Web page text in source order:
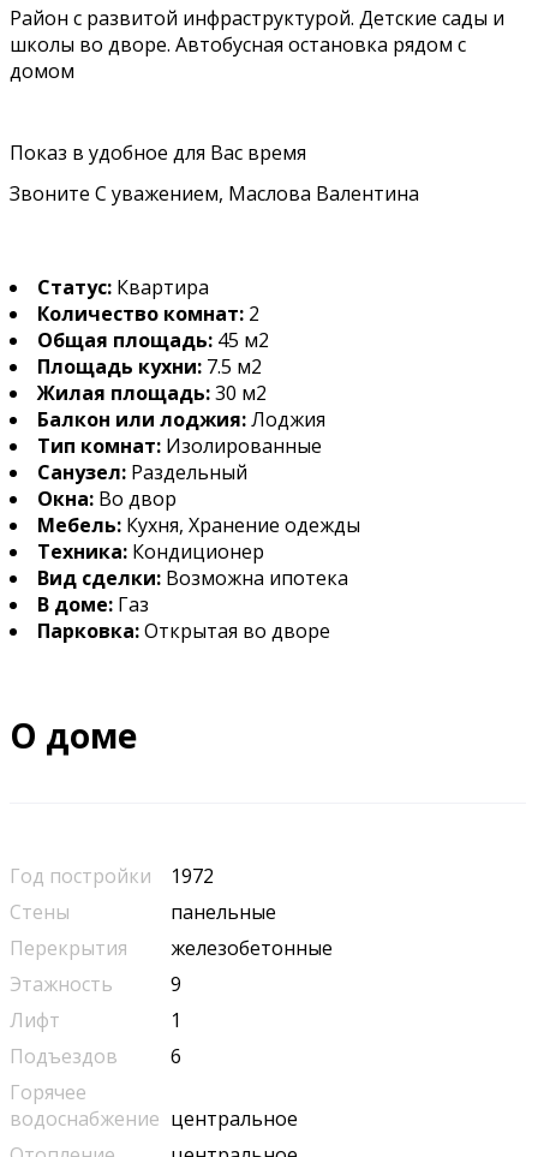
Район с развитой инфраструктурой. Детские сады и
школы во дворе. Автобусная остановка рядом с
домом
Показ в удобное для Вас время
Звоните С уважением, Маслова Валентина
Статус: Квартира
Количество комнат: 2
Общая площадь: 45 м2
Площадь кухни: 7.5 м2
Жилая площадь:30 м2
Балкон или лоджия:Лоджия
Тип комнат: Изолированные
Санузел: Раздельный
Окна: Во двор
Мебель: Кухня, Хранение одежды
Техника: Кондиционер
Вид сделки: Возможна ипотека
В доме: Газ
Парковка:Открытая во дворе
О доме
Год постройки
1972
Стены
панельные
Перекрытия
железобетонные
Этажность
9
Лифт
1
Подъездов
6
Горячее
водоснабжение центральное